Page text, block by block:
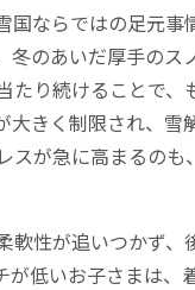
国ならではの足元
冬のあいだ厚手の
たり続けることで
大きく制限され、
スが急に高まるの
軟性が追いつかず
低いお子さまは、